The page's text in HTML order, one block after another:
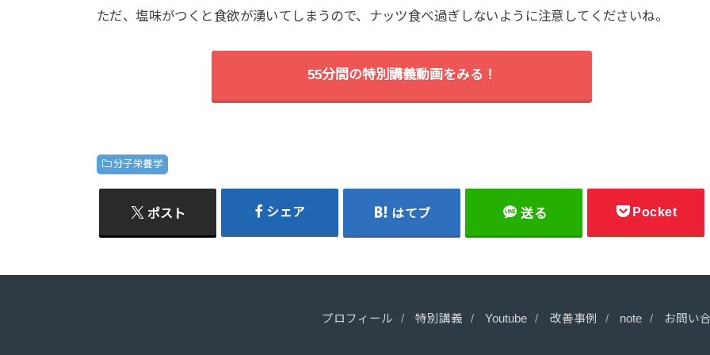
ただ、塩味がつくと食欲が湧いてしまうので、ナッツ食べ過ぎしないように注意してくださいね。
55分間の特別講義動画をみる！
分子栄養学
ポスト シェア はてブ 送る Pocket
プロフィール 特別講義 Youtube 改善事例 note お問い